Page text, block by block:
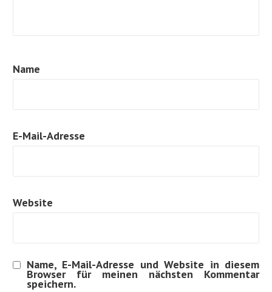
Name
E-Mail-Adresse
Website
Name, E-Mail-Adresse und Website in diesem
Browser für meinen nächsten Kommentar
speichern.